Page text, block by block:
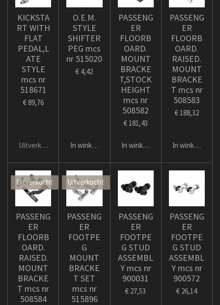
KICKSTA
RT WITH
FLAT
PEDAL,L
ATE
STYLE
mcs nr
518671
€ 89,76
Uitverkocht
O.E.M.
STYLE
SHIFTER
PEG mcs
nr 515020
€ 4,42
In winkelwagen
PASSENG
ER
FLOORB
OARD.
MOUNT
BRACKE
T,STOCK
HEIGHT
mcs nr
508582
€ 181,43
In winkelwagen
PASSENG
ER
FLOORB
OARD.
RAISED.
MOUNT
BRACKE
T mcs nr
508583
€ 188,32
In winkelwagen
Uitverkocht
PASSENG
ER
FLOORB
OARD.
RAISED.
MOUNT
BRACKE
T mcs nr
508584
Uitverkocht
PASSENG
ER
FOOTPE
G
MOUNT
BRACKE
T SET
mcs nr
515896
PASSENG
ER
FOOTPE
G STUD
ASSEMBL
Y mcs nr
900031
€ 27,53
PASSENG
ER
FOOTPE
G STUD
ASSEMBL
Y mcs nr
900572
€ 26,14